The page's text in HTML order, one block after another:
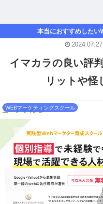
本当におすすめしたい
イマカラの良い評
リットや怪
WEBマーケティングスクール
2024.07.27